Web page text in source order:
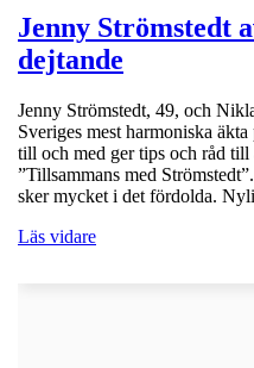
Jenny Strömstedt
dejtande
Jenny Strömstedt, 49, och
Sveriges mest harmoniska
till och med ger tips och råd
”Tillsammans med
sker mycket i det fördolda.
Läs vidare